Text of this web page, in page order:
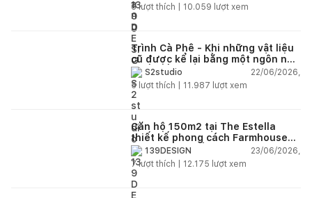
6lượt thích | 10.059 lượt xem
Trình Cà Phê - Khi những vật liệu
cũ được kể lại bằng một ngôn ngữ
thiết kế mới
S2studio
22/06/2026,
5 lượt thích | 11.987 lượt xem
Căn hộ 150m2 tại The Estella
thiết kế phong cách Farmhouse
thanh lịch và ấm áp
139DESIGN
23/06/2026,
7lượt thích | 12.175 lượt xem